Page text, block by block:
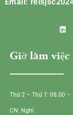
Giờ làm việc
Thứ 2 – Thứ 7: 08.00 –
CN: Nghỉ